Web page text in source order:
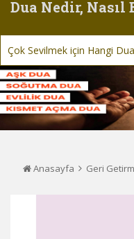
Dua Nedir, Nasıl
Çok Sevilmek için Hangi
Anasayfa Geri